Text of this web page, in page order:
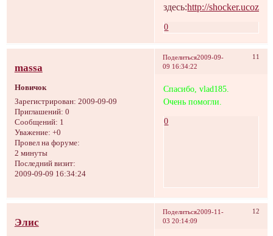
здесь:http://
0
Поделиться 11
2009-09-
09 16:34:22
massa
Новичок
Зарегистрирован: 2009-09-09
Приглашений: 0
Сообщений: 1
Уважение: +0
Провел на форуме:
2 минуты
Последний визит:
2009-09-09 16:34:24
Спасибо, vlad185.
Очень помогли.
0
Поделиться 12
2009-11-
03 20:14:09
Элис